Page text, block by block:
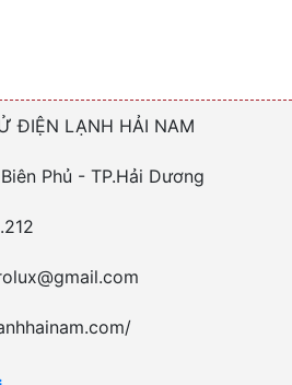
ĐIỆN LẠNH HẢI NAM
Phủ - TP.Hải Dương